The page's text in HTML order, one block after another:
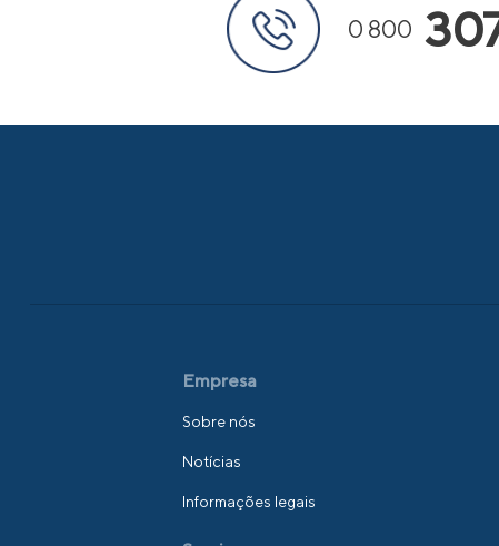
0 800
Empresa
Sobre nós
Notícias
Informações legais